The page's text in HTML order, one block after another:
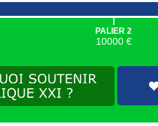
|
PALIER 2
10000 €